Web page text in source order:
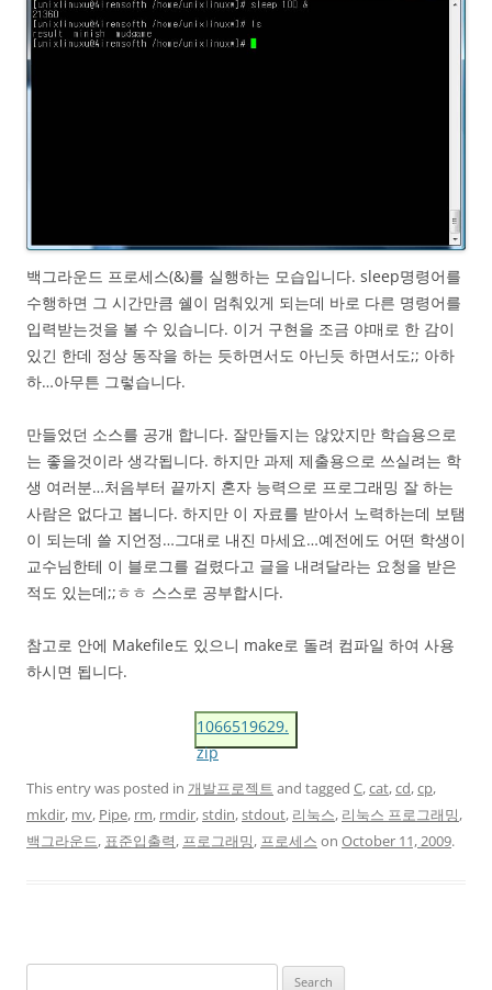
백그라운드 프로세스(&)를 실행하는 모습입니다. sleep명령어를
수행하면 그 시간만큼 쉘이 멈춰있게 되는데 바로 다른 명령어를
입력받는것을 볼 수 있습니다. 이거 구현을 조금 야매로 한 감이
있긴 한데 정상 동작을 하는 듯하면서도 아닌듯 하면서도;; 아하
하…아무튼 그렇습니다.
만들었던 소스를 공개 합니다. 잘만들지는 않았지만 학습용으로
는 좋을것이라 생각됩니다. 하지만 과제 제출용으로 쓰실려는 학
생 여러분…처음부터 끝까지 혼자 능력으로 프로그래밍 잘 하는
사람은 없다고 봅니다. 하지만 이 자료를 받아서 노력하는데 보탬
이 되는데 쓸 지언정…그대로 내진 마세요…예전에도 어떤 학생이
교수님한테 이 블로그를 걸렸다고 글을 내려달라는 요청을 받은
적도 있는데;;ㅎㅎ 스스로 공부합시다.
참고로 안에 Makefile도 있으니 make로 돌려 컴파일 하여 사용
하시면 됩니다.
1066519629.
zip
This entry was posted in 개발프로젝트 and tagged C,cat,cd,cp,
mkdir, mv, Pipe, rm, rmdir,stdin,stdout, 리눅스, 리눅스 프로그래밍,
백그라운드, 표준입출력, 프로그래밍, 프로세스 on October 11, 2009.